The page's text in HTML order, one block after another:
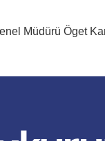
Müdürü Öget